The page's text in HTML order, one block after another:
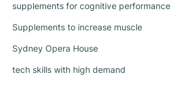
supplements for cognitive performance
Supplements to increase muscle
Sydney Opera House
tech skills with high demand